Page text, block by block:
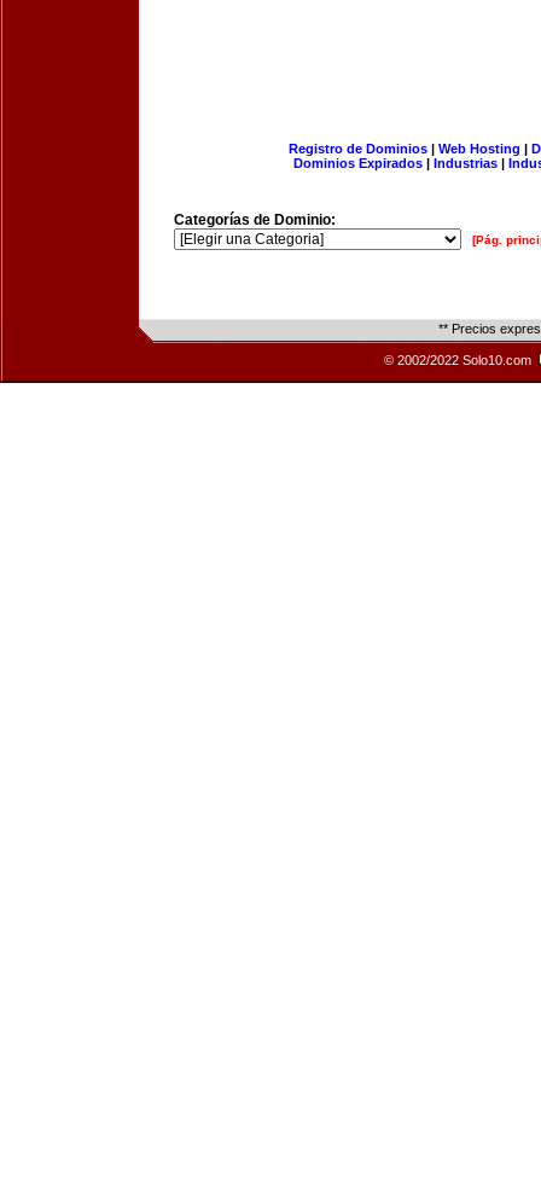
Registro de Dominios| Web Hosting |
Dominios Expirados | Industrias |
Categorías de Dominio:
[Pág.
** Precios
© 2002/2022 Solo10.com